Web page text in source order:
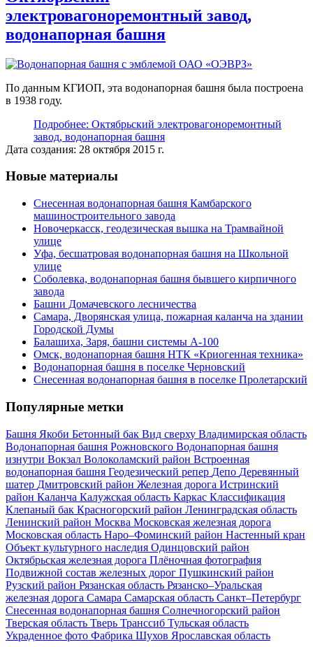
электровагоноремонтный завод,
водонапорная башня
По данным КГИОП, эта водонапорная башня была построена
в 1938 году.
Подробнее: Октябрьский электровагоноремонтный
завод, водонапорная башня
Дата создания: 28 октября 2015 г.
Новые материалы
Снесенная водонапорная башня Камбарского
машиностроительного завода
Новочеркасск, геодезическая вышка на Трамвайной
улице
Уфа, бесшатровая водонапорная башня на Школьной
улице
Соболевка, водонапорная башня бывшего кирпичного
завода
Башни Домачевского лесничества
Самара, Дворянская улица, пожарная каланча на здании
Городской Думы
Балашиха, Заря, башни системы А-100
Омск, водонапорная башня НТК «Криогенная техника»
Водонапорная башня в поселке Черновский
Снесенная водонапорная башня в поселке Пролетарский
Популярные метки
Башня Якоби Бетонный бак Вид сверху Владимирская область
Водонапорная башня Рожновского Водонапорная башня
изнутри Вокзал Волоколамский район Встроенная
водонапорная башня Геодезический репер Депо Деревянный
шатер Дмитровский район Железная дорога Истринский
район Каланча Калужская область Каркас Классификация
Клепаный бак Красногорский район Ленинградская область
Ленинский район Москва Московская железная дорога
Московская область Наро–Фоминский район Настенный кран
Объект культурного наследия Одинцовский район
Октябрьская железная дорога Плёночная фотография
Подвижной состав железных дорог Пушкинский район
Рузский район Рязанская область Рязанско–Уральская
железная дорога Самара Самарская область Санкт–Петербург
Снесенная водонапорная башня Солнечногорский район
Тверская область Тверь Транссиб Тульская область
Украденное фото Фабрика Шухов Ярославская область